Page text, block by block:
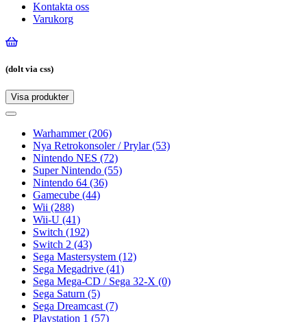
Kontakta oss
Varukorg
(dolt via css)
Visa produkter
Toggle
Toggle
navigationWarhammer(206)
Nya Retrokonsoler / Prylar(53)
Nintendo NES (72)
Super Nintendo (55)
Nintendo 64 (36)
Gamecube (44)
Wii (288)
Wii-U (41)
Switch (192)
Switch 2 (43)
Sega Mastersystem (12)
Sega Megadrive (41)
Sega Mega-CD / Sega 32-X (0)
Sega Saturn (5)
Sega Dreamcast (7)
Playstation 1 (57)